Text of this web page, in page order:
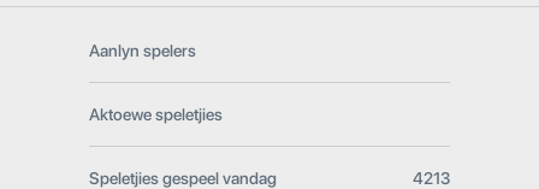
Aanlyn spelers
Aktoewe speletjies
Speletjies gespeel vandag 4213